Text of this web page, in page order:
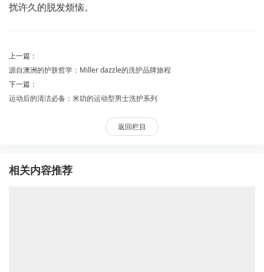
扰许久的脱发烦恼。
上一篇：
源自澳洲的护肤哲学：Miller dazzle的洗护品牌旅程
下一篇：
运动后的清洁必备：米叻的运动型男士洗护系列
返回栏目
相关内容推荐